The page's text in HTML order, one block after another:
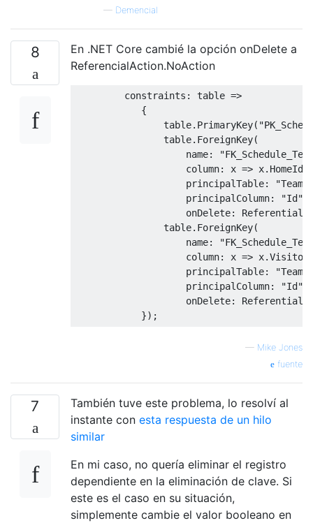
— Demencial
8
En .NET Core cambié la opción onDelete a
ReferencialAction.NoAction
         constraints
: table =>
{
                table
. PrimaryKey(
                table
. ForeignKey(
                    name
:
                    column
: x => x. HomeId
                    principalTable
:
                    principalColumn
: "Id"
                    onDelete
:
                table
. ForeignKey(
                    name
:
                    column
: x => x.
                    principalTable
:
                    principalColumn
: "Id"
                    onDelete
:
});
— Mike Jones
fuente
7
También tuve este problema, lo resolví al
instante con esta respuesta de un hilo
similar
En mi caso, no quería eliminar el registro
dependiente en la eliminación de clave. Si
este es el caso en su situación,
simplemente cambie el valor booleano en